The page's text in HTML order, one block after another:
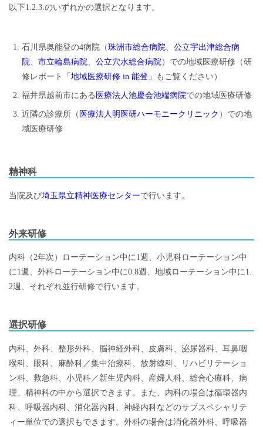
以下1.2.3.のいずれかの選択となります。
石川県奥能登の4病院（珠洲市総合病院
公立宇出津総合病
院
市立輪島病院 公立穴水総合病院）での地域医療研修（研
修レポート
「地域医療研修 in 能登」 もご覧ください）
福井県越前市にある 医療法人池慶会池端病院での地域医療研修
近隣の診療所（ 医療法人明医研ハーモニークリニック ）での地
域医療研修
精神科
当院及び埼玉県立精神医療センターで行います。
外来研修
内科（2年次）ローテーション中に1週、小児科ローテーション中
に1週、外科ローテーション中に0.8週、地域ローテーション中に1.
2週、それぞれ並行研修で行います。
選択研修
内科、外科、整形外科、脳神経外科、皮膚科、泌尿器科、耳鼻咽
喉科、眼科、麻酔科／集中治療科、放射線科、リハビリテーショ
ン科、救急科、小児科／新生児内科、産婦人科、総合心療科、病
理、精神科の中から選択できます。また、内科の場合は循環器内
科、呼吸器内科、消化器内科、神経内科などのサブスペシャリテ
ィー単位での選択もできます。外科の場合は消化器外科、呼吸器